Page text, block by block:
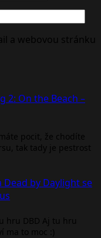
a webovou stránku
2: On the Beach –
pocit, že chodíte
tak tady je pestrost
Dead by Daylight se
hru DBD Aj tu hru
ma to moc :)